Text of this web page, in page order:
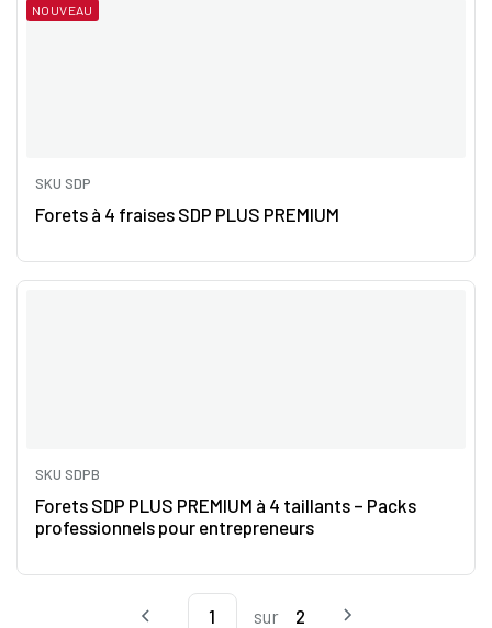
NOUVEAU
SKU SDP
Forets à 4 fraises SDP PLUS PREMIUM
SKU SDPB
Forets SDP PLUS PREMIUM à 4 taillants – Packs
professionnels pour entrepreneurs
sur 2